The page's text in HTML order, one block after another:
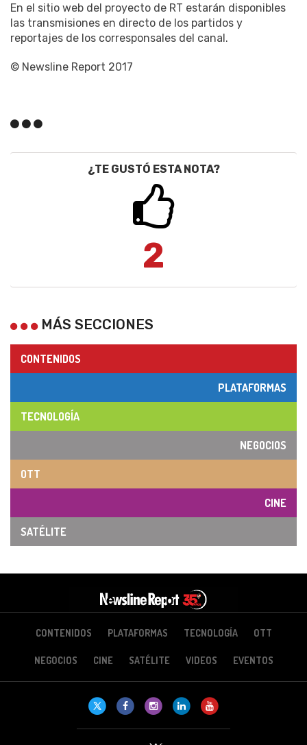
En el sitio web del proyecto de RT estarán disponibles
las transmisiones en directo de los partidos y
reportajes de los corresponsales del canal.
© Newsline Report 2017
¿TE GUSTÓ ESTA NOTA?
2
MÁS SECCIONES
CONTENIDOS
PLATAFORMAS
TECNOLOGÍA
NEGOCIOS
OTT
CINE
SATÉLITE
CONTENIDOS PLATAFORMAS TECNOLOGÍA OTT
NEGOCIOS CINE SATÉLITE VIDEOS EVENTOS